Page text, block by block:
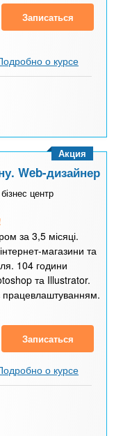
Записаться
о курсе
Web-дизайнер
центр
за 3,5 місяці.
магазини та
104 години
та Illustrator.
Акция
Записаться
о курсе